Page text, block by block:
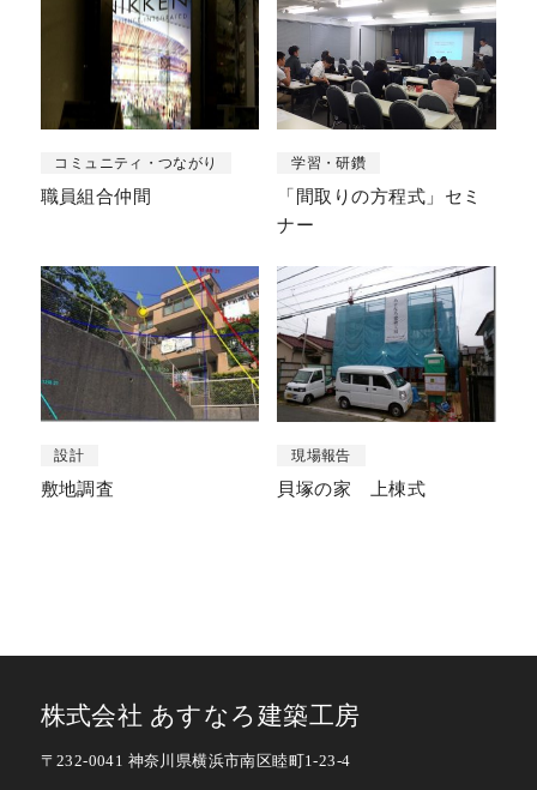
コミュニティ・つながり
職員組合仲間
学習・研鑽
「間取りの方程式」セミ
ナー
設計
敷地調査
現場報告
貝塚の家 上棟式
株式会社 あすなろ建築工房
〒232-0041 神奈川県横浜市南区睦町1-23-4